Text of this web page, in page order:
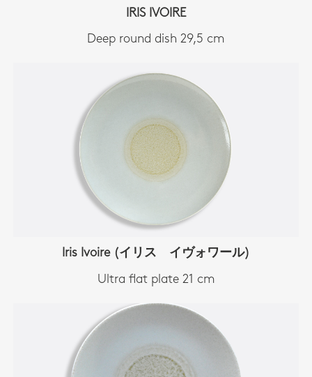
IRIS IVOIRE
Deep round dish 29,5 cm
Iris Ivoire (イリス イヴォワール)
Ultra flat plate 21 cm